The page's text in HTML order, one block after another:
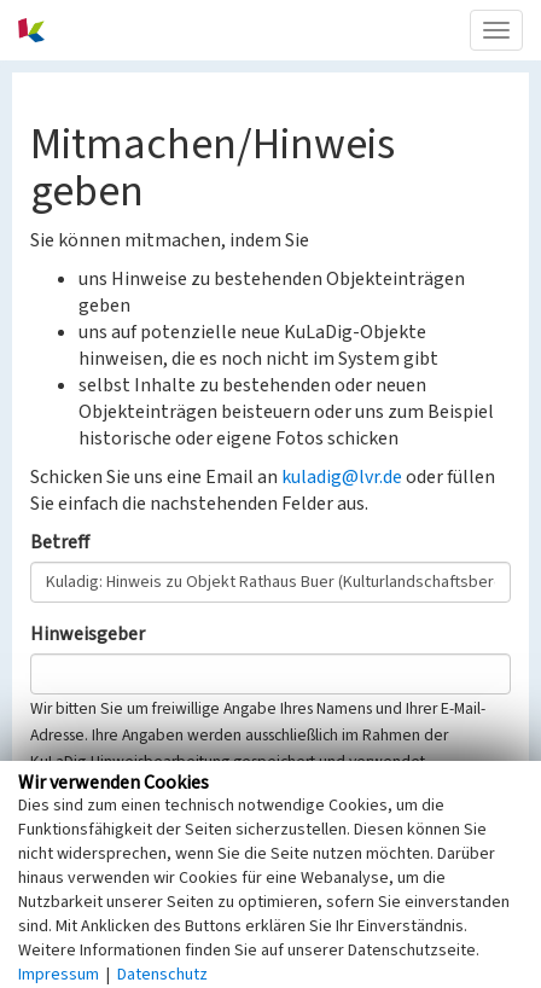
Mitmachen/Hinweis
geben
Sie können mitmachen, indem Sie
uns Hinweise zu bestehenden Objekteinträgen
geben
uns auf potenzielle neue KuLaDig-Objekte
hinweisen, die es noch nicht im System gibt
selbst Inhalte zu bestehenden oder neuen
Objekteinträgen beisteuern oder uns zum Beispiel
historische oder eigene Fotos schicken
Schicken Sie uns eine Email an kuladig@lvr.deoder füllen
Sie einfach die nachstehenden Felder aus.
Betreff
Hinweisgeber
Wir bitten Sie um freiwillige Angabe Ihres Namens und Ihrer E-Mail-
Adresse. Ihre Angaben werden ausschließlich im Rahmen der
KuLaDig-Hinweisbearbeitung gespeichert und verwendet.
Selbstverständlich werden diese entsprechend der Vorschriften des
Telemediengesetzes, des Datenschutzgesetzes NRW und der seit
dem 25.05.2018 gültigen Europäischen Datenschutzgrundverordnung
(EU-DSGVO) vertraulich behandelt, beachten Sie bitte unsere
Hinweise zumDatenschutz
Nachricht
Wir verwenden Cookies
Dies sind zum einen technisch notwendige Cookies, um die
Funktionsfähigkeit der Seiten sicherzustellen. Diesen können Sie
nicht widersprechen, wenn Sie die Seite nutzen möchten. Darüber
hinaus verwenden wir Cookies für eine Webanalyse, um die
Nutzbarkeit unserer Seiten zu optimieren, sofern Sie einverstanden
sind. Mit Anklicken des Buttons erklären Sie Ihr Einverständnis.
Weitere Informationen finden Sie auf unserer Datenschutzseite.
Impressum | Datenschutz